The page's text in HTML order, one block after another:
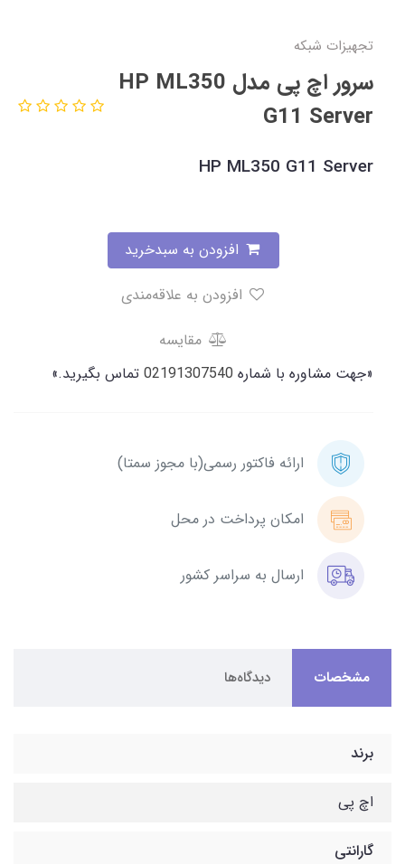
تجهیزات شبکه
سرور اچ پی مدل HP ML350
G11 Server
HP ML350 G11 Server
مقایسه
«جهت مشاوره با شماره 02191307540 تماس بگیرید.»
ارائه فاکتور رسمی(با مجوز سمتا)
امکان پرداخت در محل
ارسال به سراسر کشور
مشخصات دیدگاه‌ها
برند
اچ پی
گارانتی